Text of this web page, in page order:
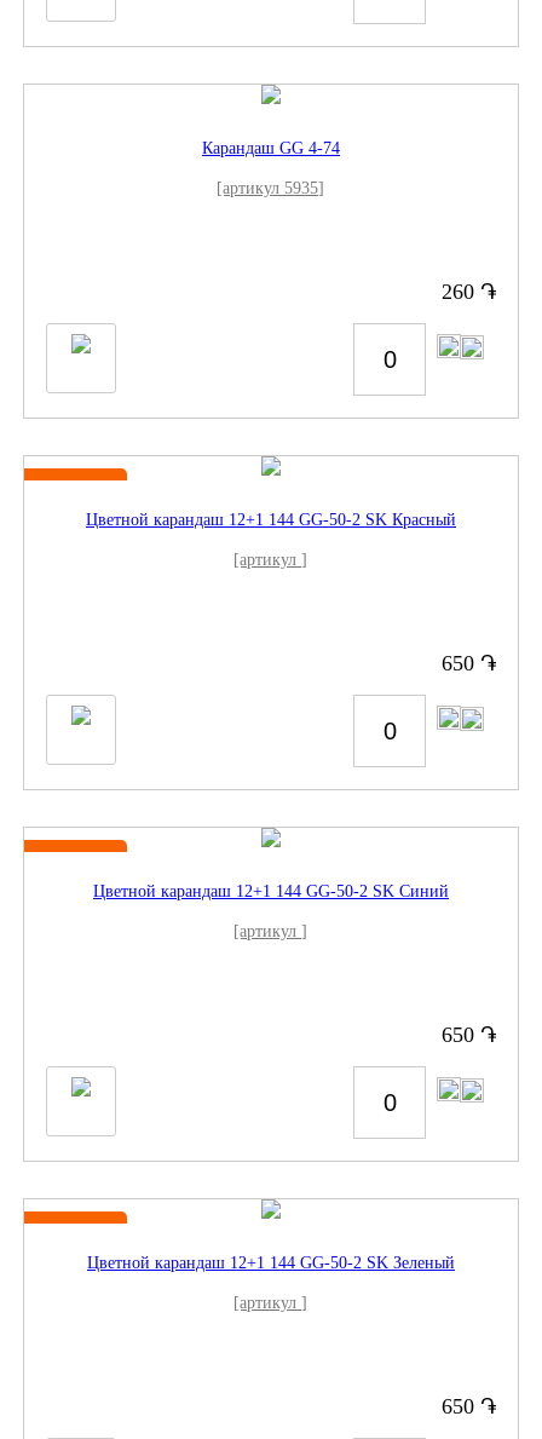
Карандаш GG 4-74
[артикул 5935]
260 ֏
Цветной карандаш 12+1 144 GG-50-2 SK Красный
[артикул ]
650 ֏
Цветной карандаш 12+1 144 GG-50-2 SK Синий
[артикул ]
650 ֏
Цветной карандаш 12+1 144 GG-50-2 SK Зеленый
[артикул ]
650 ֏